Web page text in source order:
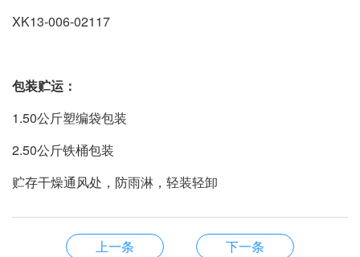
XK13-006-02117
包装贮运：
1.50公斤塑编袋包装
2.50公斤铁桶包装
贮存干燥通风处，防雨淋，轻装轻卸
上一条 下一条